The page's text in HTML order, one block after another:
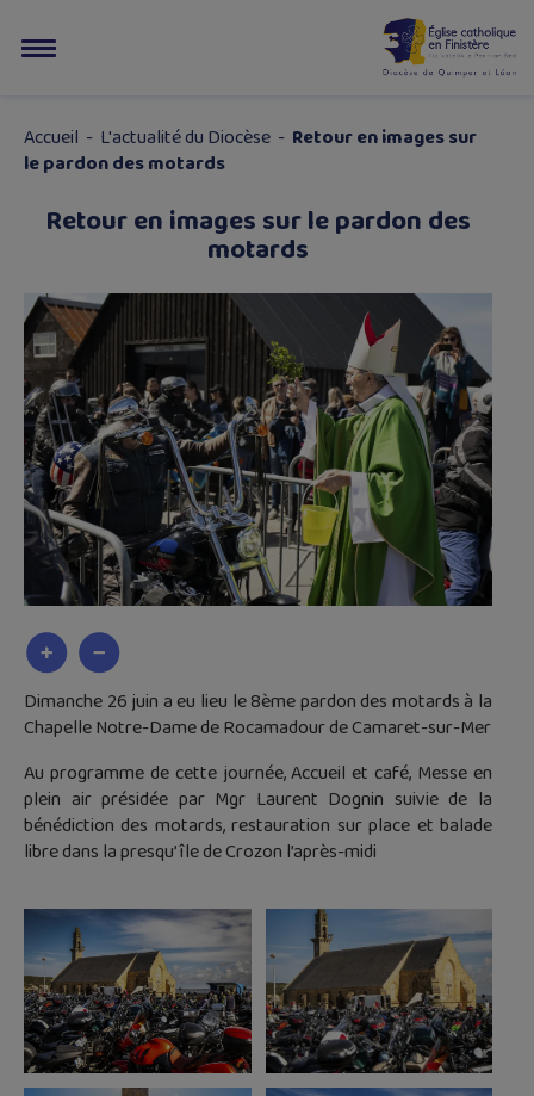
Accueil - L'actualité du Diocèse - Retour en images sur
le pardon des motards
Retour en images sur le pardon des
motards
Dimanche 26 juin a eu lieu le 8ème pardon des motards à la
Chapelle Notre-Dame de Rocamadour de Camaret-sur-Mer
Au programme de cette journée, Accueil et café, Messe en
plein air présidée par Mgr Laurent Dognin suivie de la
bénédiction des motards, restauration sur place et balade
libre dans la presqu’île de Crozon l’après-midi